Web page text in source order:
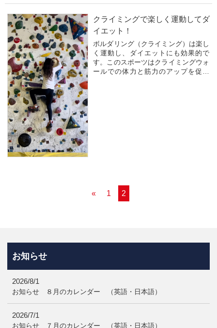
クライミングで楽しく運動してダ
イエット！
ボルダリング（クライミング）は楽し
く運動し、ダイエットにも効果的で
す。このスポーツはクライミングウォ
ールでの体力と筋力のアップを促進
« 1 2
お知らせ
2026/8/1
お知らせ ８月のカレンダー （英語・日本語）
2026/7/1
お知らせ ７月のカレンダー （英語・日本語）